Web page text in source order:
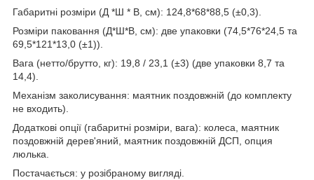
Габаритні розміри (Д *Ш * В, см): 124,8*68*88,5 (±0,3).
Розміри паковання (Д*Ш*В, см): две упаковки (74,5*76*24,5 та
69,5*121*13,0 (±1)).
Вага (нетто/брутто, кг): 19,8 / 23,1 (±3) (две упаковки 8,7 та
14,4).
Механізм заколисування: маятник поздовжній (до комплекту
не входить).
Додаткові опції (габаритні розміри, вага): колеса, маятник
поздовжній дерев'яний, маятник поздовжній ДСП, опция
люлька.
Постачається: у розібраному вигляді.